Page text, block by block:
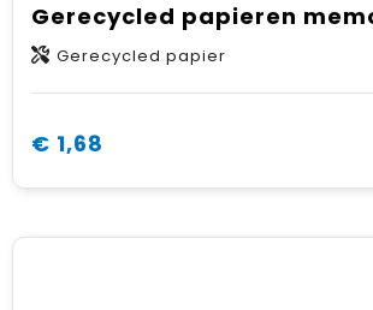
Gerecycled papier
€ 1,68